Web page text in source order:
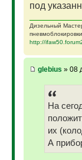
под
Дизельный
http://
glebius » 08
На
их
А